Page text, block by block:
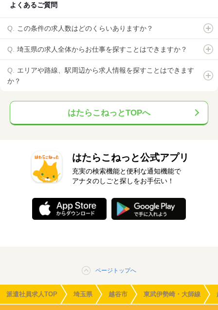
よくあるご質問
この条件の求人数はどのくらいありますか？
埼玉県の求人全体からお仕事を探すことはできますか？
エリアや路線、駅周辺から求人情報を探すことはできます
か？
はたらこねっとTOPへ
はたらこねっと公式アプリ
充実の検索機能と便利な通知機能で
アナタのしごと探しをお手伝い！
ページトップへ
派遣社員求人TOP 埼玉県 越谷市 東武伊勢崎・大師線